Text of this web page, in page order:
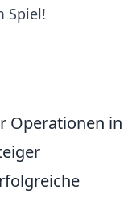
Spiel!
Operationen in